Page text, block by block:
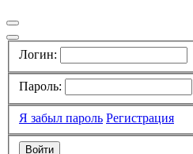
Логин:
Пароль:
Я забыл пароль Регистрация